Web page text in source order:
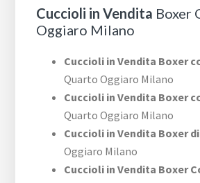
Cuccioli in Vendita Boxer
Oggiaro Milano
Cuccioli in Vendita Boxer
Quarto Oggiaro Milano
Cuccioli in Vendita Boxer
Quarto Oggiaro Milano
Cuccioli in Vendita Boxer
Oggiaro Milano
Cuccioli in Vendita Boxer